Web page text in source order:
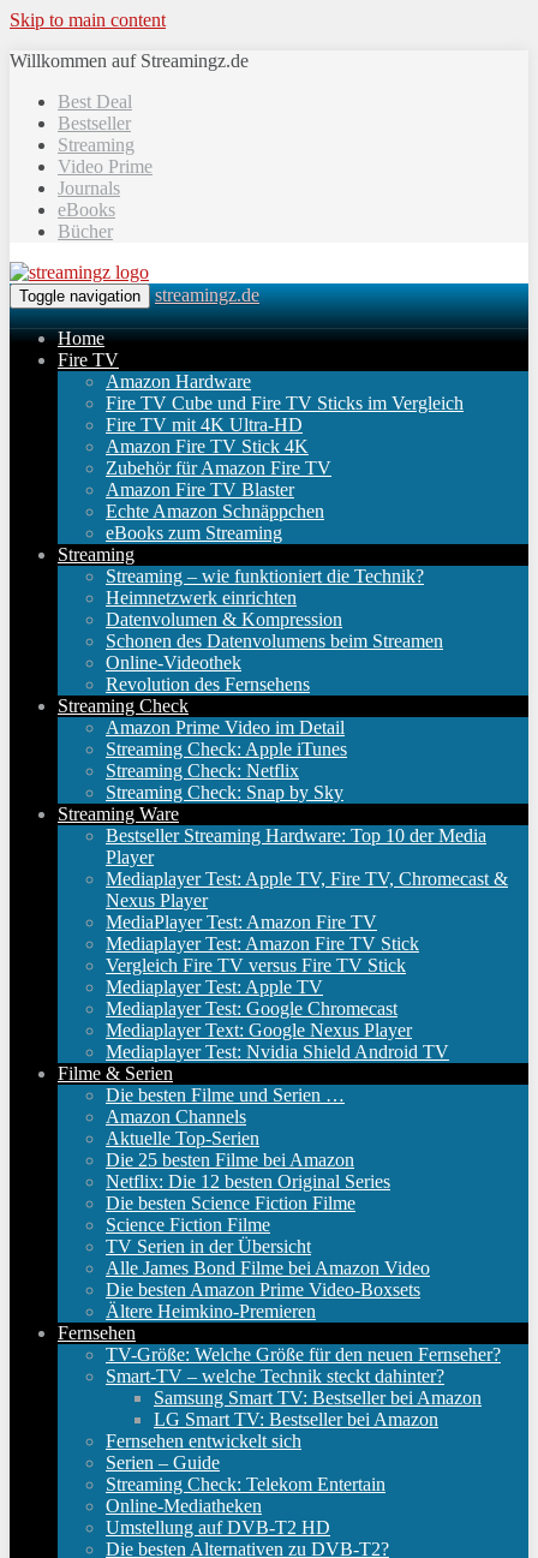
Skip to main content
Willkommen auf Streamingz.de
Best Deal
Bestseller
Streaming
Video Prime
Journals
eBooks
Bücher
Toggle navigation streamingz.de
Home
Fire TV
Amazon Hardware
Fire TV Cube und Fire TV Sticks im Vergleich
Fire TV mit 4K Ultra-HD
Amazon Fire TV Stick 4K
Zubehör für Amazon Fire TV
Amazon Fire TV Blaster
Echte Amazon Schnäppchen
eBooks zum Streaming
Streaming
Streaming – wie funktioniert die Technik?
Heimnetzwerk einrichten
Datenvolumen & Kompression
Schonen des Datenvolumens beim Streamen
Online-Videothek
Revolution des Fernsehens
Streaming Check
Amazon Prime Video im Detail
Streaming Check: Apple iTunes
Streaming Check: Netflix
Streaming Check: Snap by Sky
Streaming Ware
Bestseller Streaming Hardware: Top 10 der Media
Player
Mediaplayer Test: Apple TV, Fire TV, Chromecast &
Nexus Player
MediaPlayer Test: Amazon Fire TV
Mediaplayer Test: Amazon Fire TV Stick
Vergleich Fire TV versus Fire TV Stick
Mediaplayer Test: Apple TV
Mediaplayer Test: Google Chromecast
Mediaplayer Text: Google Nexus Player
Mediaplayer Test: Nvidia Shield Android TV
Filme & Serien
Die besten Filme und Serien …
Amazon Channels
Aktuelle Top-Serien
Die 25 besten Filme bei Amazon
Netflix: Die 12 besten Original Series
Die besten Science Fiction Filme
Science Fiction Filme
TV Serien in der Übersicht
Alle James Bond Filme bei Amazon Video
Die besten Amazon Prime Video-Boxsets
Ältere Heimkino-Premieren
Fernsehen
TV-Größe: Welche Größe für den neuen Fernseher?
Smart-TV – welche Technik steckt dahinter?
Samsung Smart TV: Bestseller bei Amazon
LG Smart TV: Bestseller bei Amazon
Fernsehen entwickelt sich
Serien – Guide
Streaming Check: Telekom Entertain
Online-Mediatheken
Umstellung auf DVB-T2 HD
Die besten Alternativen zu DVB-T2?